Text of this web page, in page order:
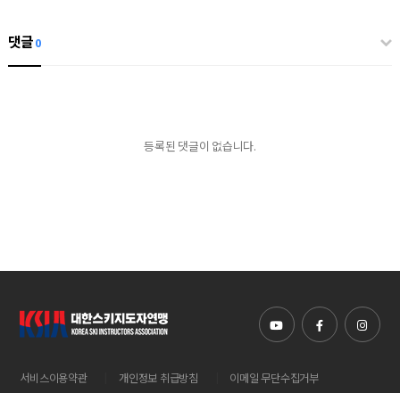
댓글0
등록된 댓글이 없습니다.
서비스이용약관 개인정보 취급방침 이메일 무단수집거부